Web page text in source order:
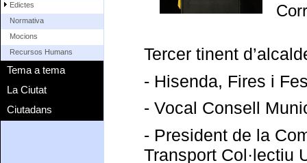
Edictes
Normativa
Mocions
Recursos Humans
Tema a tema
La Ciutat
Ciutadans
Tercer tinent
- Hisenda, Fires i
- Vocal Consell
- President de la
Transport Col·lectiu